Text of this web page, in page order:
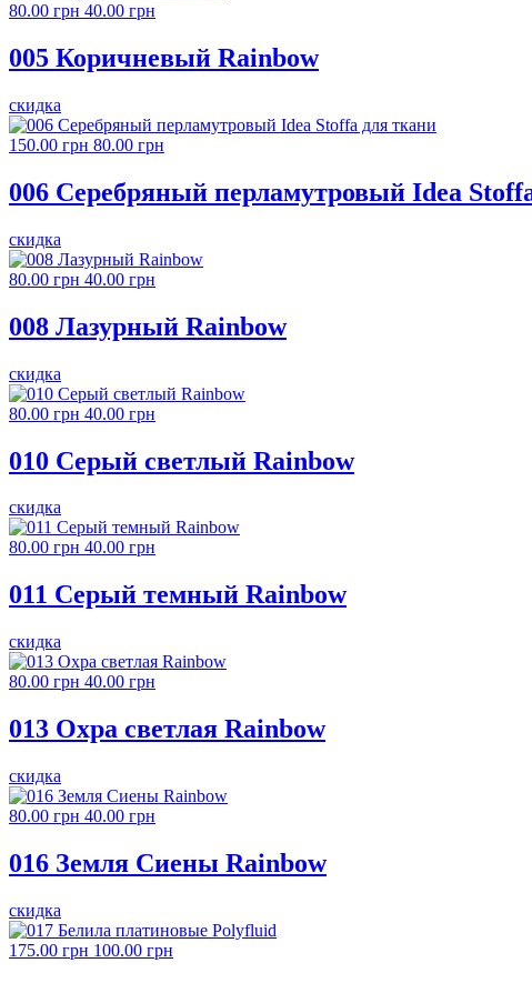
80.00 грн 40.00 грн
005 Коричневый Rainbow
скидка
150.00 грн 80.00 грн
006 Серебряный перламутровый Idea
скидка
80.00 грн 40.00 грн
008 Лазурный Rainbow
скидка
80.00 грн 40.00 грн
010 Серый светлый Rainbow
скидка
80.00 грн 40.00 грн
011 Серый темный Rainbow
скидка
80.00 грн 40.00 грн
013 Охра светлая Rainbow
скидка
80.00 грн 40.00 грн
016 Земля Сиены Rainbow
скидка
175.00 грн 100.00 грн